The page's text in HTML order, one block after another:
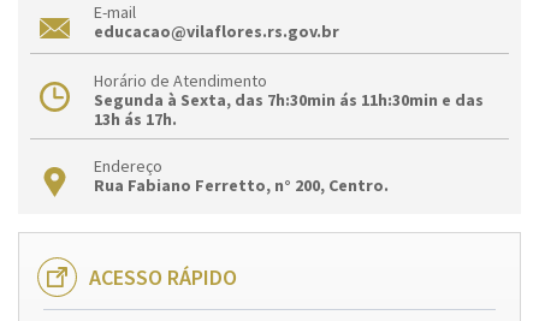
E-mail
educacao@vilaflores.rs.gov.br
Horário de Atendimento
Segunda à Sexta, das 7h:30min ás 11h:30min e das
13h ás 17h.
Endereço
Rua Fabiano Ferretto, n° 200, Centro.
ACESSO RÁPIDO